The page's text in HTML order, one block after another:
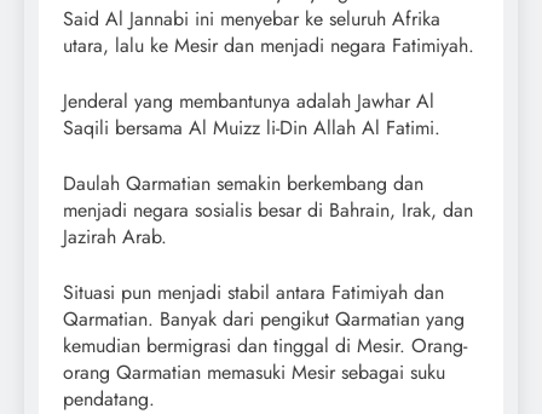
Said Al Jannabi ini menyebar ke seluruh Afrika
utara, lalu ke Mesir dan menjadi negara Fatimiyah.
Jenderal yang membantunya adalah Jawhar Al
Saqili bersama Al Muizz li-Din Allah Al Fatimi.
Daulah Qarmatian semakin berkembang dan
menjadi negara sosialis besar di Bahrain, Irak, dan
Jazirah Arab.
Situasi pun menjadi stabil antara Fatimiyah dan
Qarmatian. Banyak dari pengikut Qarmatian yang
kemudian bermigrasi dan tinggal di Mesir. Orang-
orang Qarmatian memasuki Mesir sebagai suku
pendatang.